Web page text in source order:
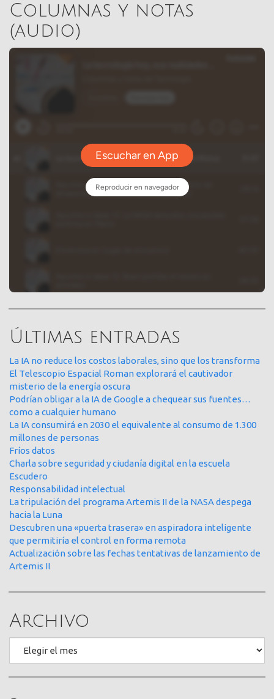
Columnas y notas
(audio)
Últimas entradas
La IA no reduce los costos laborales, sino que los transforma
El Telescopio Espacial Roman explorará el cautivador
misterio de la energía oscura
Podrían obligar a la IA de Google a chequear sus fuentes…
como a cualquier humano
La IA consumirá en 2030 el equivalente al consumo de 1.300
millones de personas
Fríos datos
Charla sobre seguridad y ciudanía digital en la escuela
Escudero
Responsabilidad intelectual
La tripulación del programa Artemis II de la NASA despega
hacia la Luna
Descubren una «puerta trasera» en aspiradora inteligente
que permitiría el control en forma remota
Actualización sobre las fechas tentativas de lanzamiento de
Artemis II
Archivo